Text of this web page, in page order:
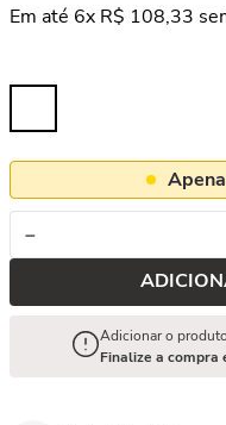
Em até 6x R$ 108,33
－
Adicionar o
Finalize a compra